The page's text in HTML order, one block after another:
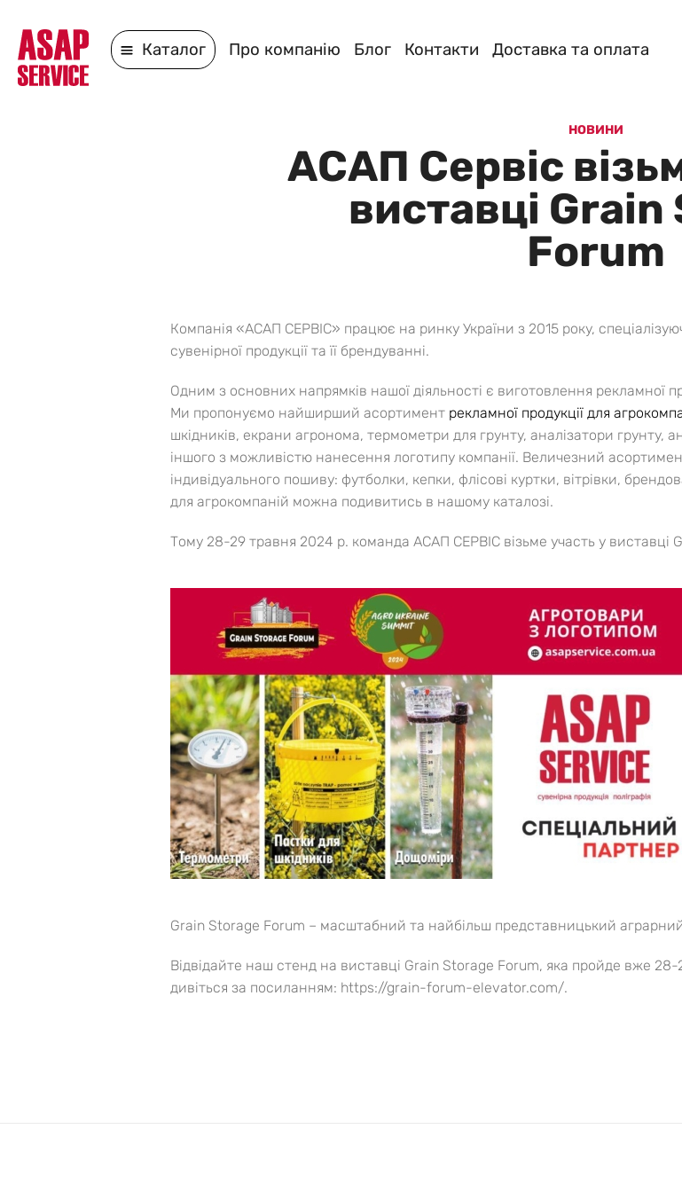
Каталог Про компанію Блог Контакти Доставка та оплата
НОВИНИ
АСАП Сервіс
виставці
Forum
Компанія «АСАП СЕРВІС» працює на ринку України з 2015 року,
сувенірної продукції та її брендуванні.
Одним з основних напрямків нашої діяльності є виготовлення рекламної
Ми пропонуємо найширший асортимент рекламної продукції для
шкідників, екрани агронома, термометри для грунту, аналізатори грунту,
іншого з можливістю нанесення логотипу компанії. Величезний
індивідуального пошиву: футболки, кепки, флісові куртки, вітрівки,
для агрокомпаній можна подивитись в нашому каталозі.
Тому 28-29 травня 2024 р. команда АСАП СЕРВІС візьме участь у виставці
Grain Storage Forum – масштабний та найбільш представницький аграрний
Відвідайте наш стенд на виставці Grain Storage Forum, яка пройде вже
дивіться за посиланням: https://grain-forum-elevator.com/.